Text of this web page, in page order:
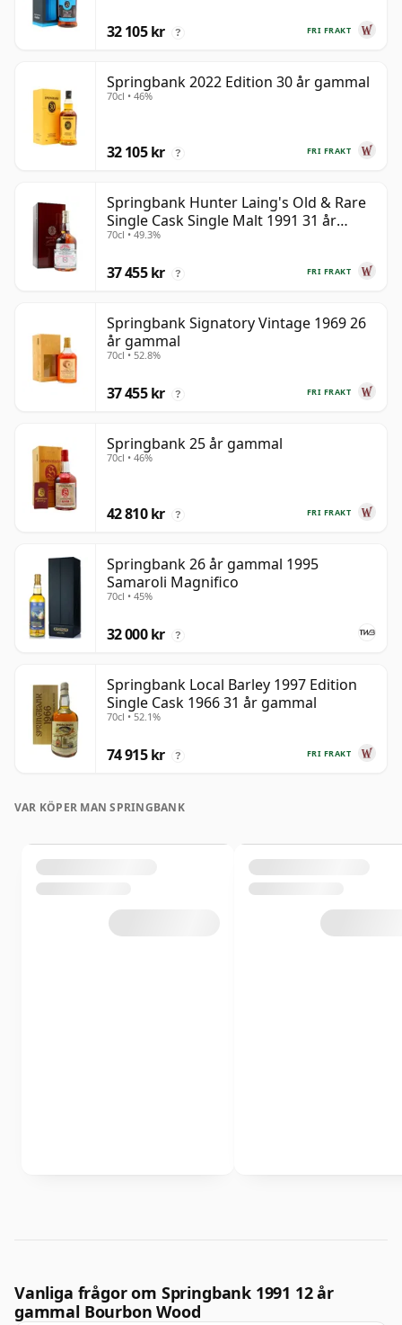
FRI FRAKT
32 105 kr ?
Springbank 2022 Edition 30 år gammal
70cl • 46%
FRI FRAKT
32 105 kr ?
Springbank Hunter Laing's Old & Rare
Single Cask Single Malt 1991 31 år
gammal
70cl • 49.3%
FRI FRAKT
37 455 kr ?
Springbank Signatory Vintage 1969 26
år gammal
70cl • 52.8%
FRI FRAKT
37 455 kr ?
Springbank 25 år gammal
70cl • 46%
FRI FRAKT
42 810 kr ?
Springbank 26 år gammal 1995
Samaroli Magnifico
70cl • 45%
32 000 kr ?
Springbank Local Barley 1997 Edition
Single Cask 1966 31 år gammal
70cl • 52.1%
FRI FRAKT
74 915 kr ?
VAR KÖPER MAN SPRINGBANK
Vanliga frågor om Springbank 1991 12 år
gammal Bourbon Wood